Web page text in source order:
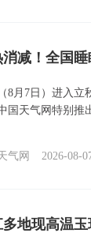
消减！全国
8月7日）进入立
国天气网特别推
气网 2026-08-
地现高温